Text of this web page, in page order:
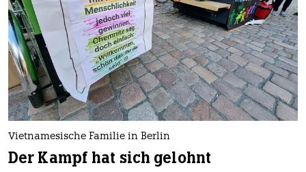
Vietnamesische Familie in Berlin
Der Kampf hat sich gelohnt